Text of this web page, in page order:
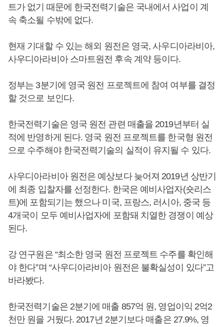
트가 없기 때문에 한국전력기술은 국내에서 사업이 계
속 축소될 수밖에 없다.
현재 기대할 수 있는 해외 원전은 영국, 사우디아라비아,
사우디아라비아 스마트원전 후속 계약 등이다.
정부는 3분기에 영국 원전 프로젝트에 참여 여부를 결정
할 것으로 보인다.
한국전력기술은 영국 원전 관련 매출을 2019년부터 실
적에 반영하게 된다. 영국 원전 프로젝트를 한국형 원전
으로 수주해야 한국전력기술의 실적이 유지될 수 있다.
사우디아라비아 원전은 예상보다 늦어져 2019년 상반기
에 최종 입찰자를 선정한다. 한국은 예비사업자(숏리스
트)에 포함되기는 했으나 미국, 프랑스, 러시아, 중국 등
4개국이 모두 예비사업자에 포함돼 치열한 경쟁이 예상
된다.
강 연구원은 “최소한 영국 원전 프로젝트 수주를 확인해
야 한다”며 “사우디아라비아 원전은 불확실성이 있다”고
바라봤다.
한국전력기술은 2분기에 매출 857억 원, 영업이익 2억2
천만 원을 거뒀다. 2017년 2분기보다 매출은 27.9%, 영